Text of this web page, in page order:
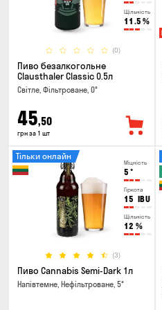
Щільність
11.5 %
(0)
Пиво безалкогольне
Clausthaler Classic 0.5л
Світле, Фільтроване, 0°
45,50
грн за 1 шт
Міцність
5 °
Гіркота
15 IBU
Щільність
12 %
(3)
Тільки онлайн
Пиво Cannabis Semi-Dark 1л
Напівтемне, Нефільтроване, 5°